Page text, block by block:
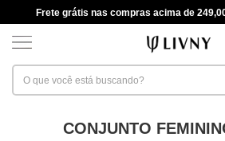
Frete grátis nas compras acima de
CONJUNTO